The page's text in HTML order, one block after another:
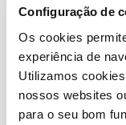
Configuração de
Os cookies
experiência de
Utilizamos
nossos websites
para o seu bom
Descubra as